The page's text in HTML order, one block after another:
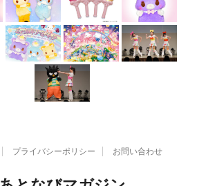
プライバシーポリシー お問い合わせ